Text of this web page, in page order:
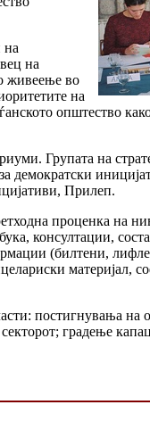
на
на
живеење во
на
општество
Групата на
демократски
Прилеп.
проценка на
консултации,
(билтени,
материјал,
постигнувања на
градење